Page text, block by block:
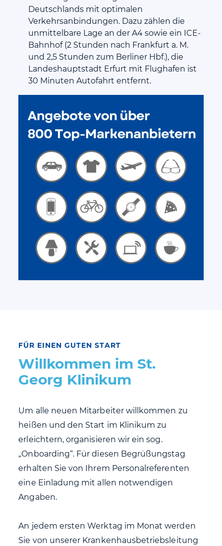
Deutschlands mit optimalen
Verkehrsanbindungen. Dazu zählen die
unmittelbare Lage an der A4 sowie ein ICE-
Bahnhof (2 Stunden nach Frankfurt a. M.
und 2,5 Stunden zum Berliner Hbf.), die
Landeshauptstadt Erfurt mit Flughafen ist
30 Minuten Autofahrt entfernt.
FÜR EINEN GUTEN START
Willkommen im St.
Georg Klinikum
Um alle neuen Mitarbeiter willkommen zu
heißen und den Start im Klinikum zu
erleichtern, organisieren wir ein sog.
„Onboarding“. Für diesen Begrüßungstag
erhalten Sie von Ihrem Personalreferenten
eine Einladung mit allen notwendigen
Angaben.
An jedem ersten Werktag im Monat werden
Sie von unserer Krankenhausbetriebsleitung